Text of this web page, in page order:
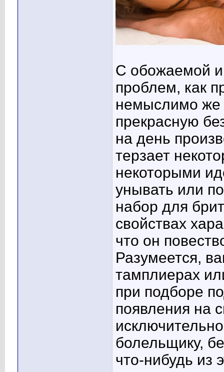
С обожаемой
проблем, как
немыслимо же
прекрасную
на день
терзает
некоторыми
унывать или
набор для
свойствах
что он
Разумеется,
тамплиерах
при подборе
появления на
болельщику,
что-нибудь из